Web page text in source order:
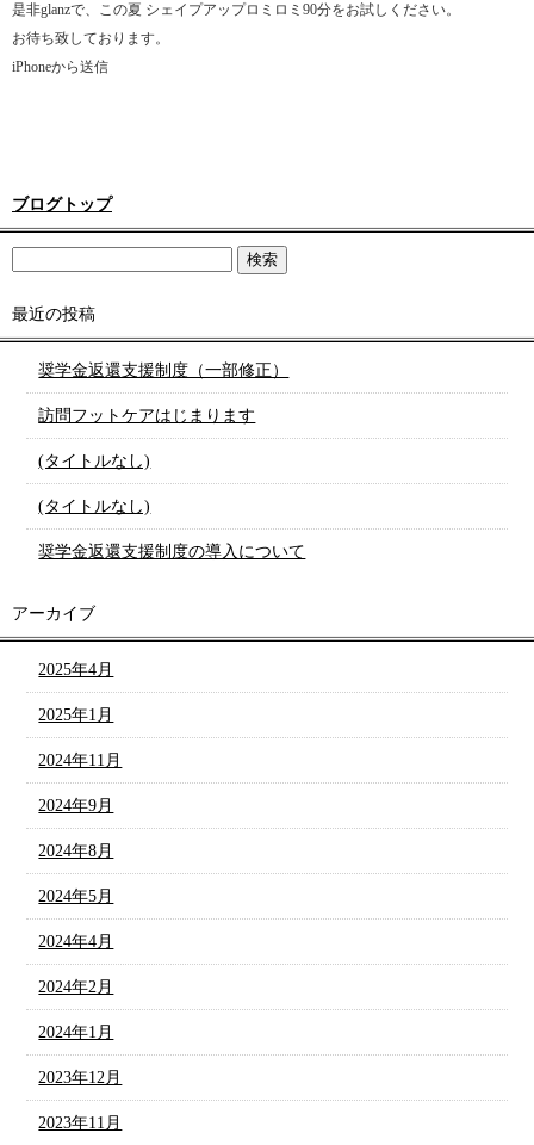
是非glanzで、この夏 シェイプアップロミロミ90分をお試しください。
お待ち致しております。
iPhoneから送信
ブログトップ
最近の投稿
奨学金返還支援制度（一部修正）
訪問フットケアはじまります
(タイトルなし)
(タイトルなし)
奨学金返還支援制度の導入について
アーカイブ
2025年4月
2025年1月
2024年11月
2024年9月
2024年8月
2024年5月
2024年4月
2024年2月
2024年1月
2023年12月
2023年11月